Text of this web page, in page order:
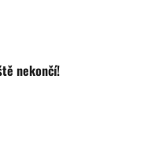
nekončí!